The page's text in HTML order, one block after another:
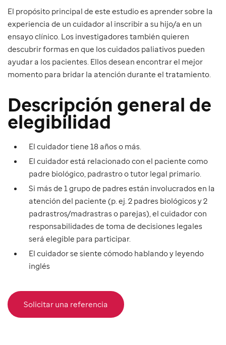
El propósito principal de este estudio es aprender sobre la
experiencia de un cuidador al inscribir a su hijo/a en un
ensayo clínico. Los investigadores también quieren
descubrir formas en que los cuidados paliativos pueden
ayudar a los pacientes. Ellos desean encontrar el mejor
momento para bridar la atención durante el tratamiento.
Descripción general de
elegibilidad
El cuidador tiene 18 años o más.
El cuidador está relacionado con el paciente como
padre biológico, padrastro o tutor legal primario.
Si más de 1 grupo de padres están involucrados en la
atención del paciente (p. ej. 2 padres biológicos y 2
padrastros/madrastras o parejas), el cuidador con
responsabilidades de toma de decisiones legales
será elegible para participar.
El cuidador se siente cómodo hablando y leyendo
inglés
Solicitar una referencia